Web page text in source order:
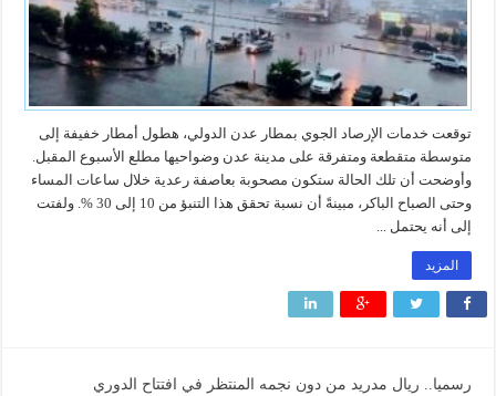
توقعت خدمات الإرصاد الجوي بمطار عدن الدولي، هطول أمطار خفيفة إلى
متوسطة متقطعة ومتفرقة على مدينة عدن وضواحيها مطلع الأسبوع المقبل.
وأوضحت أن تلك الحالة ستكون مصحوبة بعاصفة رعدية خلال ساعات المساء
وحتى الصباح الباكر، مبينةً أن نسبة تحقق هذا التنبؤ من 10 إلى 30 %. ولفتت
إلى أنه يحتمل ...
المزيد
رسميا.. ريال مدريد من دون نجمه المنتظر في افتتاح الدوري